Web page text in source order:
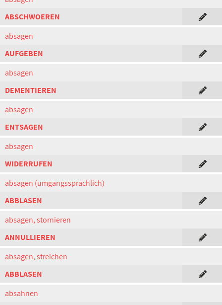
ABSCHWOEREN
absagen
AUFGEBEN
absagen
DEMENTIEREN
absagen
ENTSAGEN
absagen
WIDERRUFEN
absagen (umgangssprachlich)
ABBLASEN
absagen, stornieren
ANNULLIEREN
absagen, streichen
ABBLASEN
absahnen